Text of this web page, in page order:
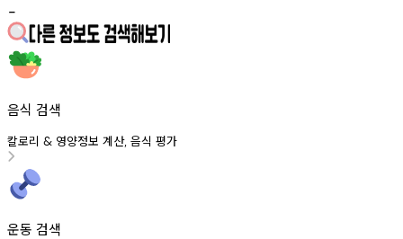
-
음식 검색
칼로리 & 영양정보 계산, 음식 평가
운동 검색